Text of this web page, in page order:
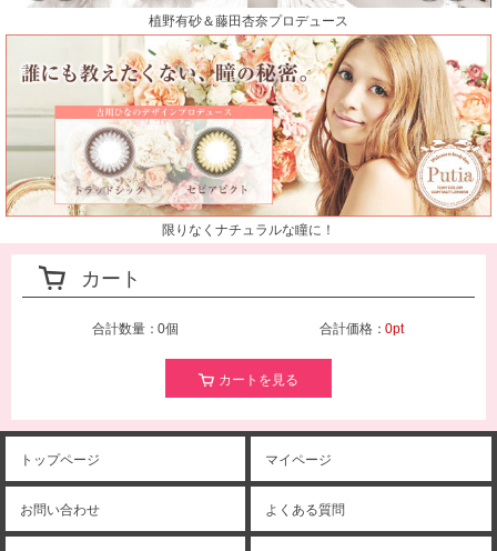
植野有砂＆藤田杏奈プロデュース
限りなくナチュラルな瞳に！
カート
合計数量：0個 合計価格：0pt
カートを見る
トップページ マイページ
お問い合わせ よくある質問